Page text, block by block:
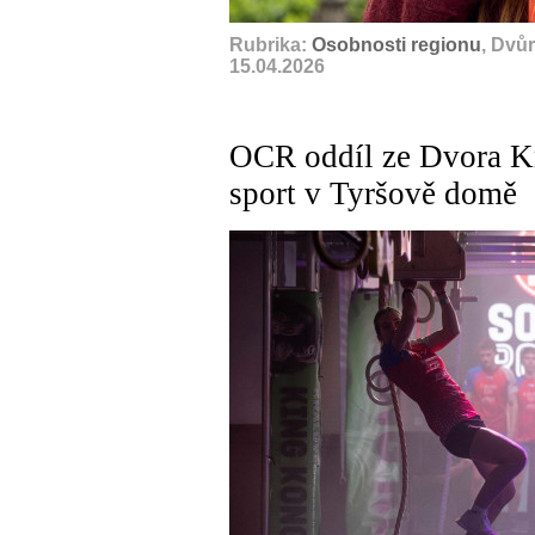
Rubrika: Osobnosti regionu,
15.04.2026
OCR oddíl ze Dvora
sport v Tyršově domě